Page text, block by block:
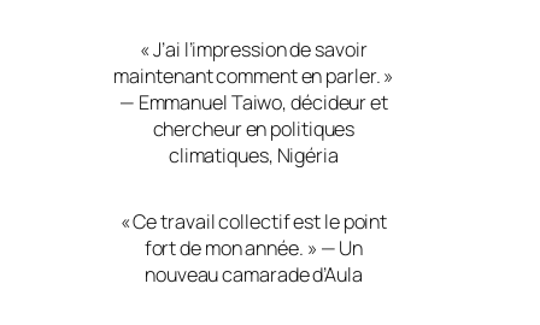
«J’ai l’impression de savoir
maintenant comment en parler.»
— Emmanuel Taiwo, décideur et
chercheur en politiques
climatiques, Nigéria
«Ce travail collectif est le point
fort de mon année. » — Un
nouveau camarade d’Aula